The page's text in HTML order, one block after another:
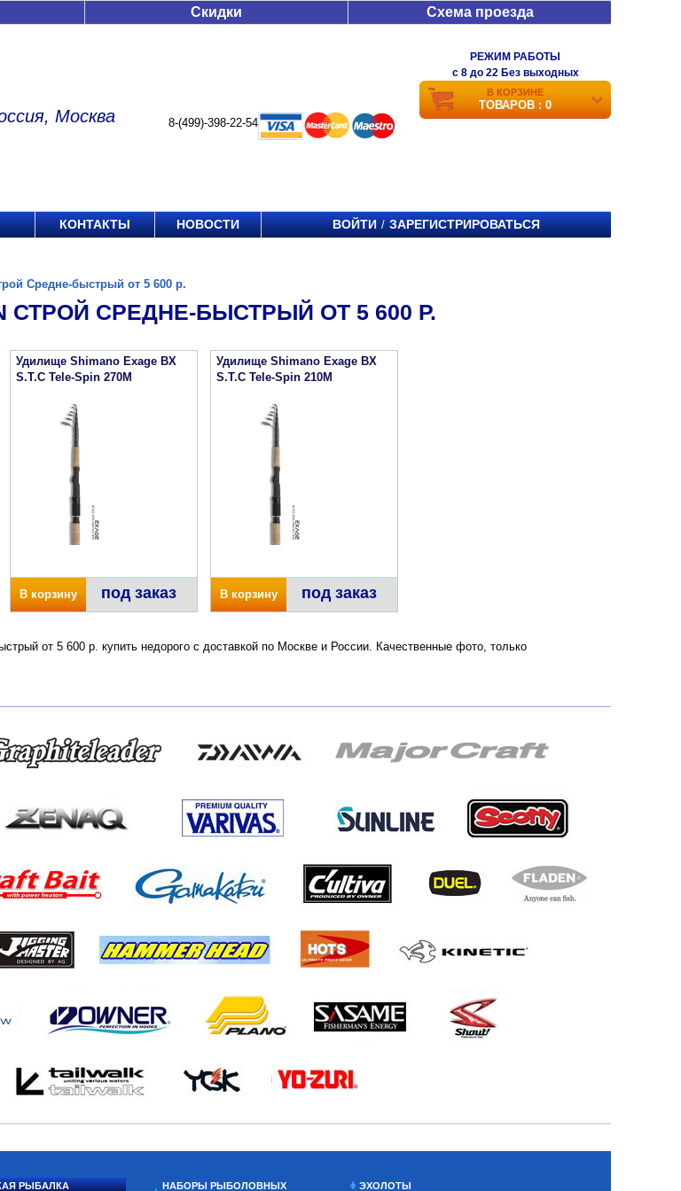
Скидки Схема проезда
Москва 8-(499)-398-22-54
РЕЖИМ РАБОТЫ
c 8 до 22 Без выходных
В КОРЗИНЕ
ТОВАРОВ : 0
КОНТАКТЫ НОВОСТИ ВОЙТИ / ЗАРЕГИСТРИРОВАТЬСЯ
Средне-быстрый от 5 600 р.
СТРОЙ СРЕДНЕ-БЫСТРЫЙ ОТ 5 600 Р.
Удилище Shimano Exage BX
S.T.C Tele-Spin 270M
В корзину под заказ
Удилище Shimano Exage BX
S.T.C Tele-Spin 210M
В корзину под заказ
от 5 600 р. купить недорого с доставкой по Москве и России. Качественные фото, только
РЫБАЛКА НАБОРЫ РЫБОЛОВНЫХ ЭХОЛОТЫ